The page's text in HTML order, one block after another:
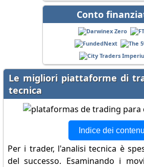
Conto
Le migliori piattaforme di
tecnica
Indice dei
Per i trader, l'analisi tecnica è
del successo. Esaminando i